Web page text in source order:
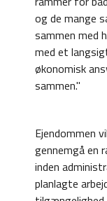
og de mange
sammen med
med et
økonomisk
sammen."
Ejendommen
gennemgå en
inden
planlagte